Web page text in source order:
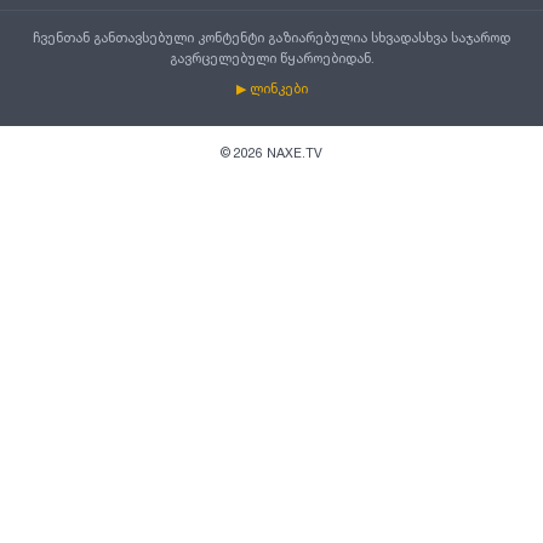
ჩვენთან განთავსებული კონტენტი გაზიარებულია სხვადასხვა საჯაროდ
გავრცელებული წყაროებიდან.
▶ ლინკები
© 2026 NAXE.TV